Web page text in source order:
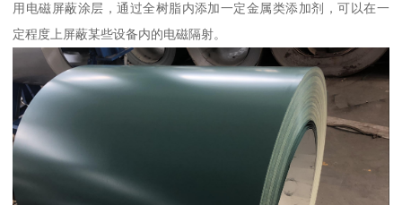
用电磁屏蔽涂层，通过全树脂内添加一定金属类添加剂，可以在一
定程度上屏蔽某些设备内的电磁隔射。